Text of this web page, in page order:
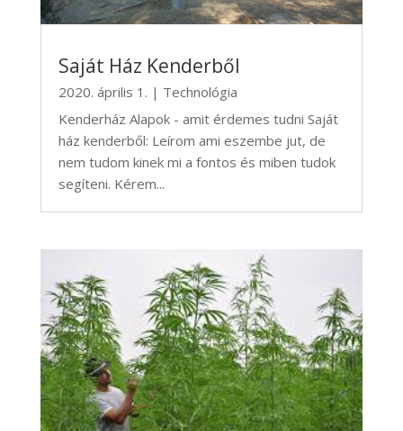
Saját Ház Kenderből
2020. április 1. | Technológia
Kenderház Alapok - amit érdemes tudni Saját
ház kenderből: Leírom ami eszembe jut, de
nem tudom kinek mi a fontos és miben tudok
segíteni. Kérem...